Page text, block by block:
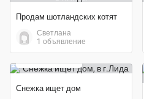
Продам шотландских котят
Светлана
1 объявление
Снежка ищет дом